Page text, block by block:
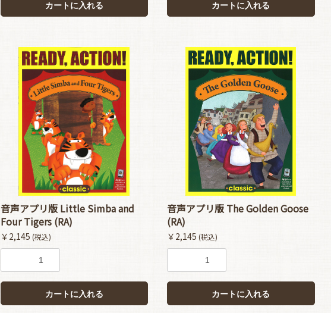
カートに入れる カートに入れる
音声アプリ版 Little Simba and
Four Tigers (RA)
￥2,145 (税込)
カートに入れる
音声アプリ版 The Golden Goose
(RA)
￥2,145 (税込)
カートに入れる